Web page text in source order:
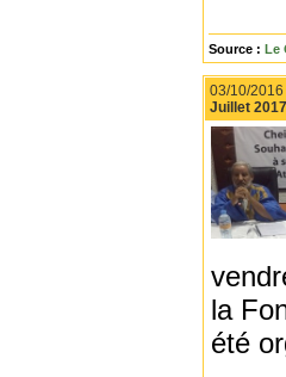
Source : Le
03/10/
Juillet 2017
la
été